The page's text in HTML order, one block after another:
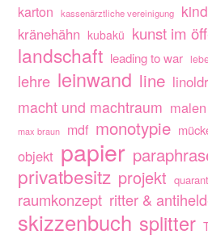
karton kassenärztliche vereinigung
kränehähn kubakü kunst im
landschaft leading to war
lehre leinwand line
macht und machtraum
max braun mdf monotypie
objekt papier
privatbesitz projekt
raumkonzept ritter &
skizzenbuch splitter